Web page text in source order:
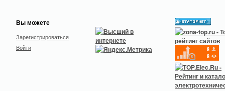
Вы можете
Зарегистрироваться
Войти